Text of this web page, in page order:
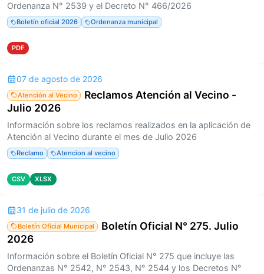
Ordenanza N° 2539 y el Decreto N° 466/2026
Boletín oficial 2026 Ordenanza municipal
PDF
07 de agosto de 2026
Atención al Vecino
Reclamos Atención al Vecino -
Julio 2026
Información sobre los reclamos realizados en la aplicación de
Atención al Vecino durante el mes de Julio 2026
Reclamo Atencion al vecino
CSV XLSX
31 de julio de 2026
Boletín Oficial Municipal
Boletín Oficial N° 275. Julio
2026
Información sobre el Boletín Oficial N° 275 que incluye las
Ordenanzas N° 2542, N° 2543, N° 2544 y los Decretos N°